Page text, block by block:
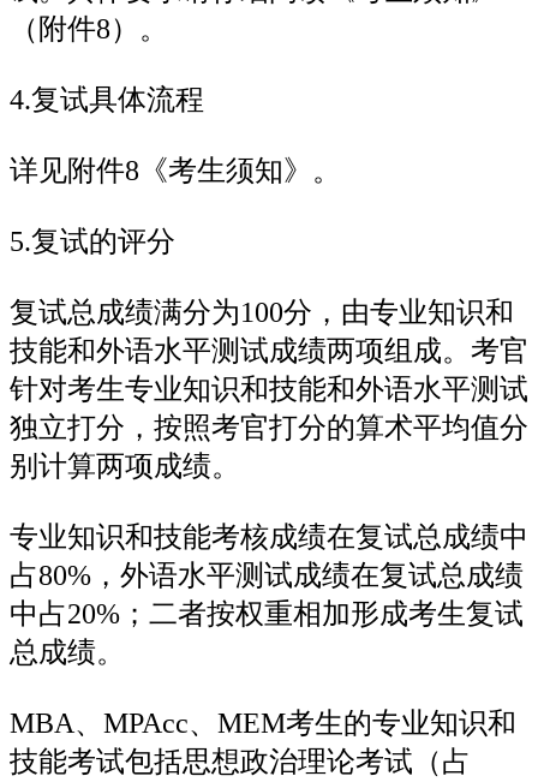
（附件8）。
4.复试具体流程
详见附件8《考生须知》。
5.复试的评分
复试总成绩满分为100分，由专业知识和
技能和外语水平测试成绩两项组成。考官
针对考生专业知识和技能和外语水平测试
独立打分，按照考官打分的算术平均值分
别计算两项成绩。
专业知识和技能考核成绩在复试总成绩中
占80%，外语水平测试成绩在复试总成绩
中占20%；二者按权重相加形成考生复试
总成绩。
MBA、MPAcc、MEM考生的专业知识和
技能考试包括思想政治理论考试（占